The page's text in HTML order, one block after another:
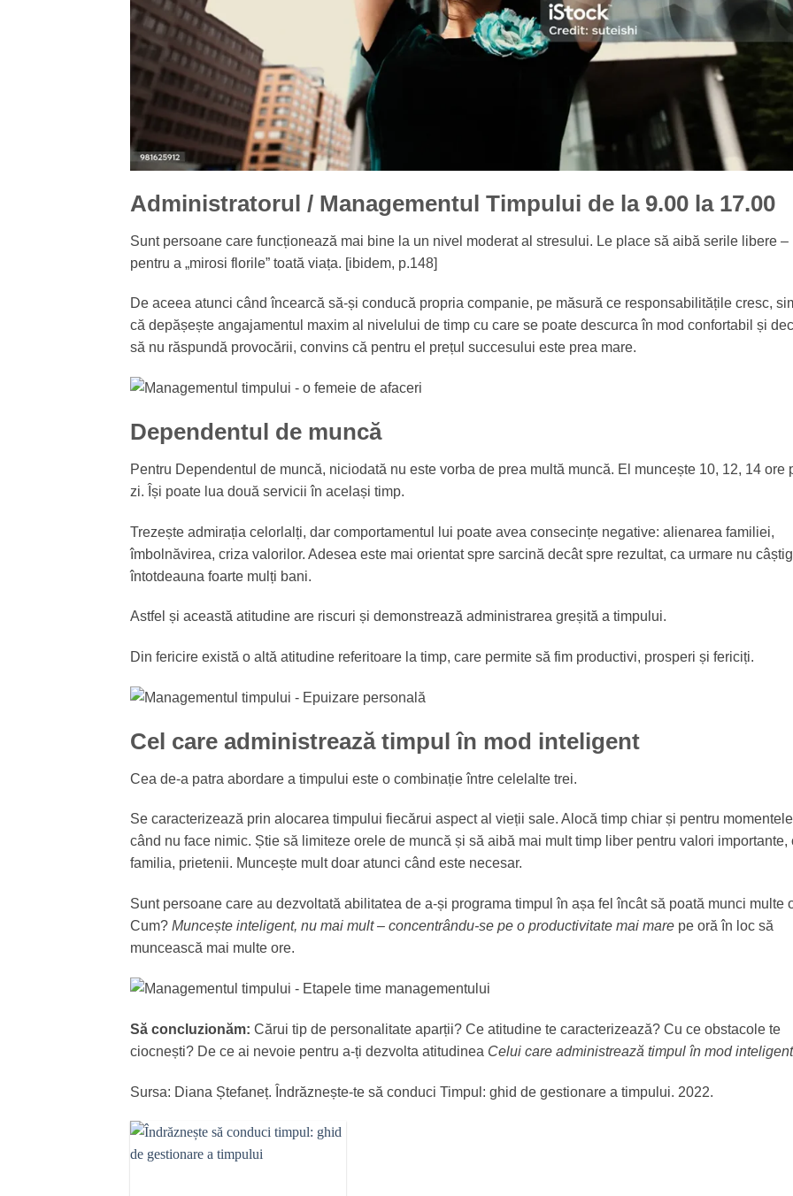
Administratorul / Managementul Timpului de la 9.00 la 17.00
Sunt persoane care funcționează mai bine la un nivel moderat al stresului. Le place să aibă serile libere –
pentru a „mirosi florile” toată viața. [ibidem, p.148]
De aceea atunci când încearcă să-și conducă propria companie, pe măsură ce responsabilitățile cresc,
că depășește angajamentul maxim al nivelului de timp cu care se poate descurca în mod confortabil și
să nu răspundă provocării, convins că pentru el prețul succesului este prea mare.
Dependentul de muncă
Pentru Dependentul de muncă, niciodată nu este vorba de prea multă muncă. El muncește 10, 12, 14 ore
zi. Își poate lua două servicii în același timp.
Trezește admirația celorlalți, dar comportamentul lui poate avea consecințe negative: alienarea familiei,
îmbolnăvirea, criza valorilor. Adesea este mai orientat spre sarcină decât spre rezultat, ca urmare nu
întotdeauna foarte mulți bani.
Astfel și această atitudine are riscuri și demonstrează administrarea greșită a timpului.
Din fericire există o altă atitudine referitoare la timp, care permite să fim productivi, prosperi și fericiți.
Cel care administrează timpul în mod inteligent
Cea de-a patra abordare a timpului este o combinație între celelalte trei.
Se caracterizează prin alocarea timpului fiecărui aspect al vieții sale. Alocă timp chiar și pentru momentele
când nu face nimic. Știe să limiteze orele de muncă și să aibă mai mult timp liber pentru valori importante,
familia, prietenii. Muncește mult doar atunci când este necesar.
Sunt persoane care au dezvoltată abilitatea de a-și programa timpul în așa fel încât să poată munci multe
Cum? Muncește inteligent, nu mai mult – concentrându-se pe o productivitate mai mare pe oră în loc să
muncească mai multe ore.
Să concluzionăm: Cărui tip de personalitate aparții? Ce atitudine te caracterizează? Cu ce obstacole te
ciocnești? De ce ai nevoie pentru a-ți dezvolta atitudinea Celui care administrează timpul în mod inteligent
Sursa: Diana Ștefaneț. Îndrăznește-te să conduci Timpul: ghid de gestionare a timpului. 2022.